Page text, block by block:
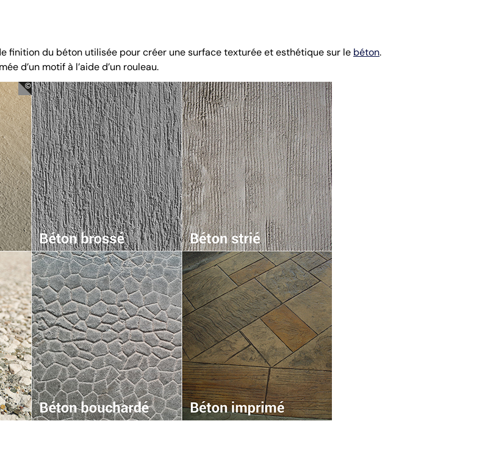
finition du béton utilisée pour créer une surface texturée et esthétique sur le béton.
d’un motif à l’aide d’un rouleau.